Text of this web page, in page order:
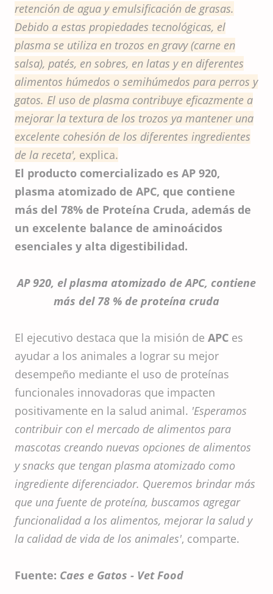
retención de agua y emulsificación de grasas.
Debido a estas propiedades tecnológicas, el
plasma se utiliza en trozos en gravy (carne en
salsa), patés, en sobres, en latas y en diferentes
alimentos húmedos o semihúmedos para perros y
gatos. El uso de plasma contribuye eficazmente a
mejorar la textura de los trozos ya mantener una
excelente cohesión de los diferentes ingredientes
de la receta', explica.
El producto comercializado es AP 920,
plasma atomizado de APC, que contiene
más del 78% de Proteína Cruda, además de
un excelente balance de aminoácidos
esenciales y alta digestibilidad.
AP 920, el plasma atomizado de APC, contiene
más del 78 % de proteína cruda
El ejecutivo destaca que la misión de APC es
ayudar a los animales a lograr su mejor
desempeño mediante el uso de proteínas
funcionales innovadoras que impacten
positivamente en la salud animal. 'Esperamos
contribuir con el mercado de alimentos para
mascotas creando nuevas opciones de alimentos
y snacks que tengan plasma atomizado como
ingrediente diferenciador. Queremos brindar más
que una fuente de proteína, buscamos agregar
funcionalidad a los alimentos, mejorar la salud y
la calidad de vida de los animales', comparte.
Fuente: Caes e Gatos - Vet Food